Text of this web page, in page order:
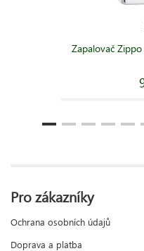
Zapalovač
Pro zákazníky
Ochrana osobních údajů
Doprava a platba